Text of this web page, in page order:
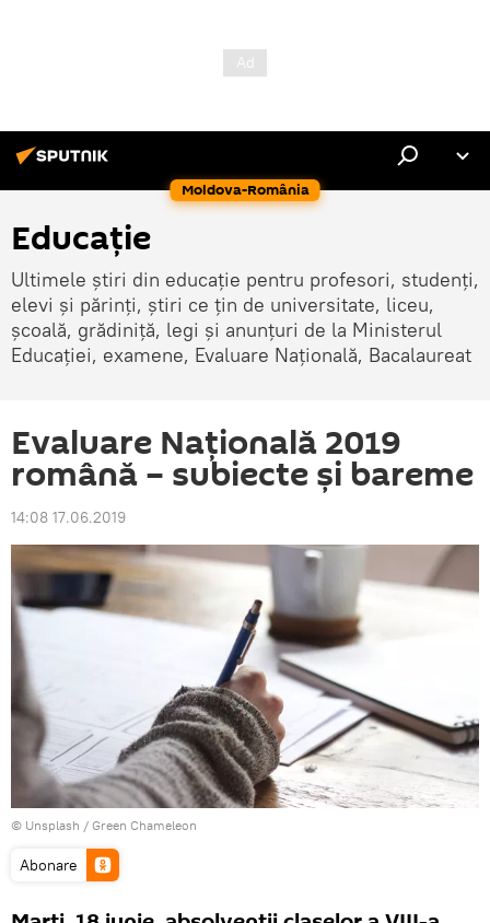
Moldova-România
Educație
Ultimele știri din educație pentru profesori, studenți,
elevi și părinți, știri ce țin de universitate, liceu,
școală, grădiniță, legi și anunțuri de la Ministerul
Educației, examene, Evaluare Națională, Bacalaureat
Evaluare Națională 2019
română – subiecte și bareme
14:08 17.06.2019
© Unsplash / Green Chameleon
Abonare